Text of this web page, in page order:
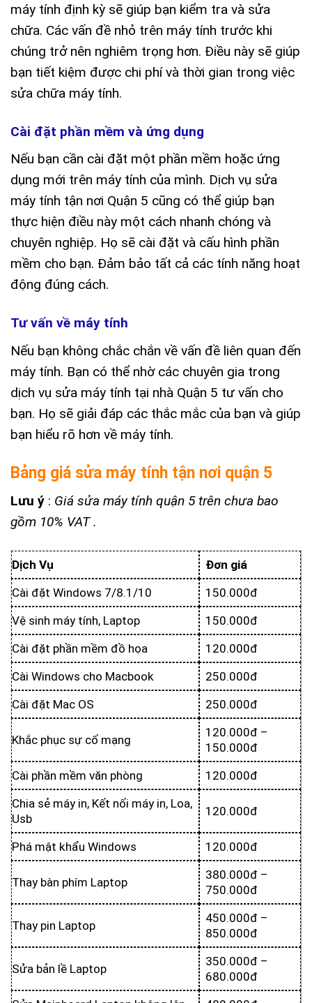
máy tính định kỳ sẽ giúp bạn kiểm tra và sửa
chữa. Các vấn đề nhỏ trên máy tính trước khi
chúng trở nên nghiêm trọng hơn. Điều này sẽ giúp
bạn tiết kiệm được chi phí và thời gian trong việc
sửa chữa máy tính.
Cài đặt phần mềm và ứng dụng
Nếu bạn cần cài đặt một phần mềm hoặc ứng
dụng mới trên máy tính của mình. Dịch vụ sửa
máy tính tận nơi Quận 5 cũng có thể giúp bạn
thực hiện điều này một cách nhanh chóng và
chuyên nghiệp. Họ sẽ cài đặt và cấu hình phần
mềm cho bạn. Đảm bảo tất cả các tính năng hoạt
động đúng cách.
Tư vấn về máy tính
Nếu bạn không chắc chắn về vấn đề liên quan đến
máy tính. Bạn có thể nhờ các chuyên gia trong
dịch vụ sửa máy tính tại nhà Quận 5 tư vấn cho
bạn. Họ sẽ giải đáp các thắc mắc của bạn và giúp
bạn hiểu rõ hơn về máy tính.
Bảng giá sửa máy tính tận nơi quận 5
Lưu ý : Giá sửa máy tính quận 5 trên chưa bao
gồm 10% VAT .
Dịch Vụ
Đơn giá
Cài đặt Windows 7/8.1/10
150.000đ
Vệ sinh máy tính, Laptop
150.000đ
Cài đặt phần mềm đồ họa
120.000đ
Cài Windows cho Macbook
250.000đ
Cài đặt Mac OS
250.000đ
Khắc phục sự cố mạng
120.000đ –
150.000đ
Cài phần mềm văn phòng
120.000đ
Chia sẻ máy in, Kết nối máy in, Loa,
Usb
120.000đ
Phá mật khẩu Windows 120.000đ
Thay bàn phím Laptop
380.000đ –
750.000đ
Thay pin Laptop
450.000đ –
850.000đ
Sửa bản lề Laptop
350.000đ –
680.000đ